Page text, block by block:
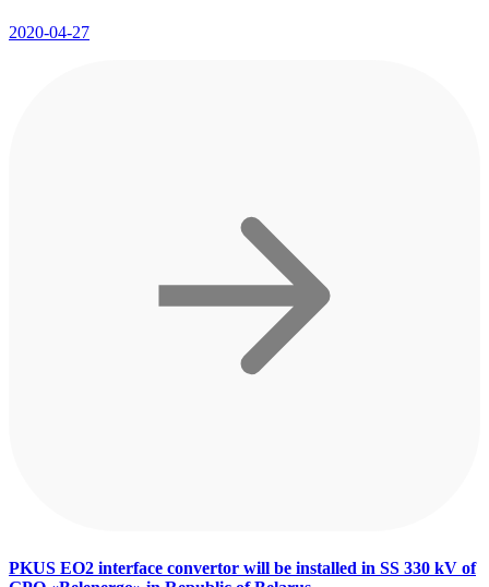
2020-04-27
PKUS EO2 interface convertor will be installed in SS 330 kV of